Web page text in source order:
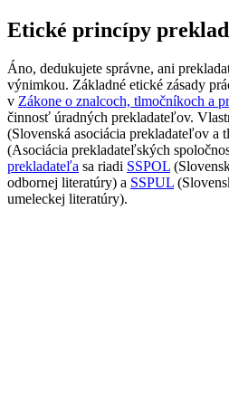
Etické princípy
Áno, dedukujete správne, ani
výnimkou. Základné etické zásady
v Zákone o znalcoch, tlmočníkoch a
činnosť úradných prekladateľov.
(Slovenská asociácia prekladateľov a
(Asociácia prekladateľských
prekladateľa sa riadi SSPOL
odbornej literatúry) a SSPUL
umeleckej literatúry).